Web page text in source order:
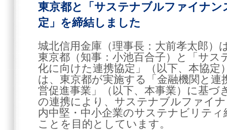
東京都と「サステナブルファイナン
定」を締結しました
城北信用金庫（理事長：大前孝太郎）
東京都（知事：小池百合子）と「サ
化に向けた連携協定」（以下、本協定
は、東京都が実施する「金融機関と
営促進事業」（以下、本事業）に基づ
の連携により、サステナブルファイ
内中堅・中小企業のサステナビリテ
ことを目的としています。